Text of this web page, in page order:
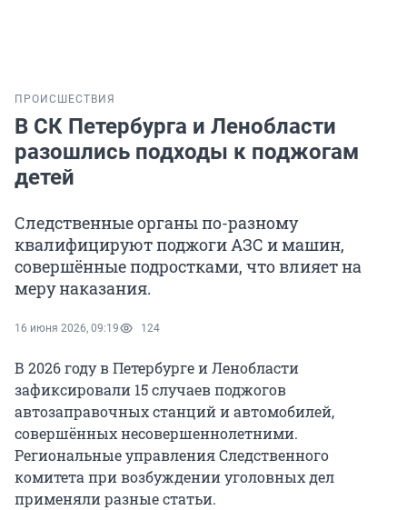
ПРОИСШЕСТВИЯ
В СК Петербурга и Ленобласти
разошлись подходы к поджогам
детей
Следственные органы по-разному
квалифицируют поджоги АЗС и машин,
совершённые подростками, что влияет на
меру наказания.
16 июня 2026, 09:19 124
В 2026 году в Петербурге и Ленобласти
зафиксировали 15 случаев поджогов
автозаправочных станций и автомобилей,
совершённых несовершеннолетними.
Региональные управления Следственного
комитета при возбуждении уголовных дел
применяли разные статьи.